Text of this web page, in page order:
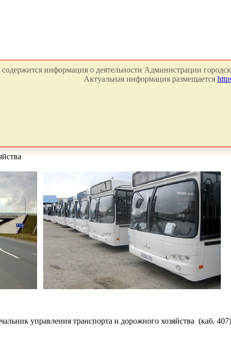
информация о деятельности Администрации
Актуальная информация размещается
управления транспорта и дорожного хозяйства (каб. 407)